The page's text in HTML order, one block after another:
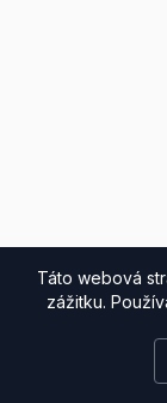
Táto webová
zážitku.